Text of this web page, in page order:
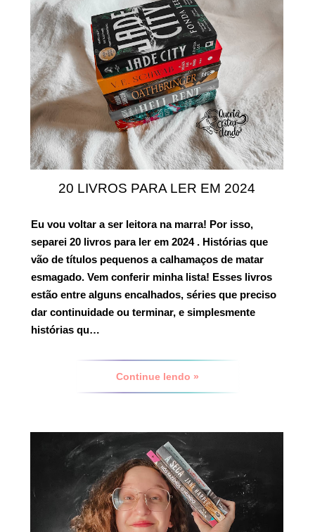
20 LIVROS PARA LER EM 2024
Eu vou voltar a ser leitora na marra! Por isso,
separei 20 livros para ler em 2024. Histórias que
vão de títulos pequenos a calhamaços de matar
esmagado. Vem conferir minha lista! Esses livros
estão entre alguns encalhados, séries que preciso
dar continuidade ou terminar, e simplesmente
histórias qu…
Continue lendo »